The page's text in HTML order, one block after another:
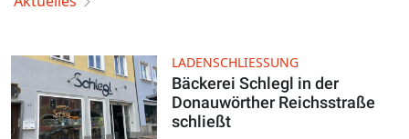
LADENSCHLIESSUNG
Bäckerei Schlegl in der
Donauwörther Reichsstraße
schließt